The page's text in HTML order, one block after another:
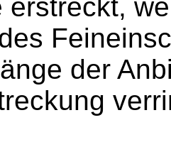
erstreckt,
der